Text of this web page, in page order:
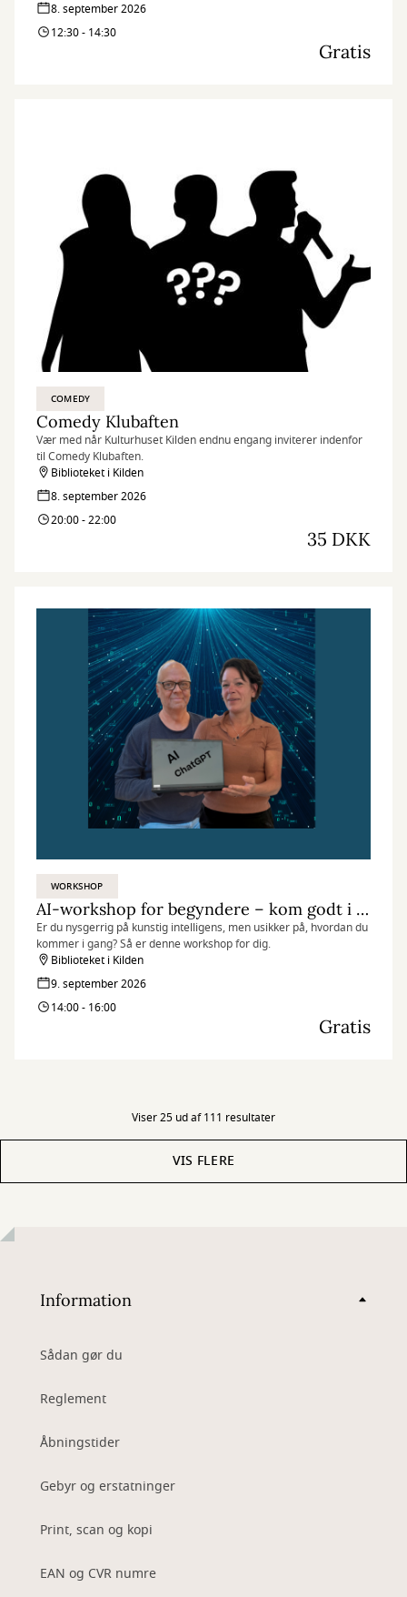
8. september 2026
12:30 - 14:30
Gratis
COMEDY
Comedy Klubaften
Vær med når Kulturhuset Kilden endnu engang inviterer indenfor
til Comedy Klubaften.
Biblioteket i Kilden
8. september 2026
20:00 - 22:00
35 DKK
WORKSHOP
AI-workshop for begyndere – kom godt i gang med ChatGPT
Er du nysgerrig på kunstig intelligens, men usikker på, hvordan du
kommer i gang? Så er denne workshop for dig.
Biblioteket i Kilden
9. september 2026
14:00 - 16:00
Gratis
Viser 25 ud af 111 resultater
VIS FLERE
Information
Sådan gør du
Reglement
Åbningstider
Gebyr og erstatninger
Print, scan og kopi
EAN og CVR numre